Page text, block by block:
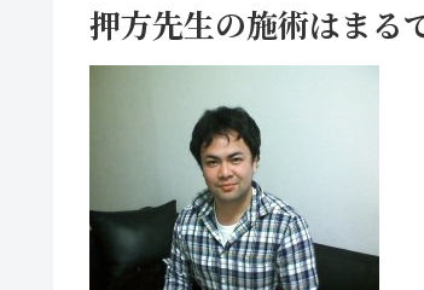
押方先生の施術はまる